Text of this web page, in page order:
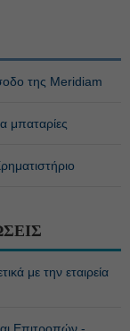
της Meridiam
μπαταρίες
με την εταιρεία